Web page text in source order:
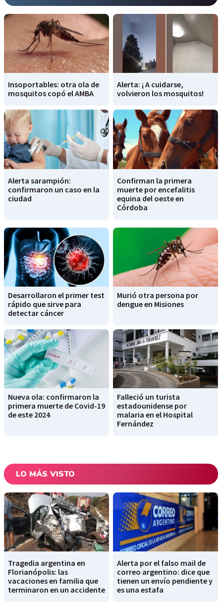
Insoportables: otra ola de
mosquitos copó el AMBA
Alerta: ¡ A cuidarse,
volvieron los mosquitos!
Alerta sarampión:
confirmaron un caso en la
ciudad
Confirman la primera
muerte por encefalitis
equina del oeste en
Córdoba
Desarrollaron el primer test
rápido que sirve para
detectar cáncer
Murió otra persona por
dengue en Misiones
Nueva ola: confirmaron la
primera muerte de Covid-19
de este 2024
Falleció un turista
estadounidense por
malaria en el Hospital
Fernández
LO MÁS VISTO
Tragedia argentina en
Florianópolis: las
vacaciones en familia que
terminaron en un accidente
Alerta por el falso mail de
correo argentino: dice que
tienen un envío pendiente y
es una estafa